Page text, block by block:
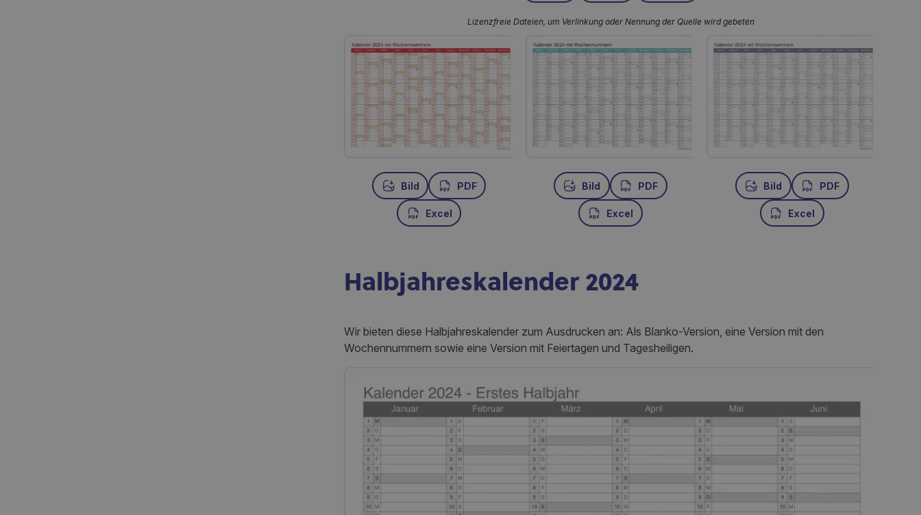
Lizenzfreie Dateien, um Verlinkung oder Nennung der Quelle wird gebeten
Bild PDF
Excel
Bild PDF
Excel
Bild PDF
Excel
Halbjahreskalender 2024
Wir bieten diese Halbjahreskalender zum Ausdrucken an: Als Blanko-Version, eine Version mit den
Wochennummern sowie eine Version mit Feiertagen und Tagesheiligen.